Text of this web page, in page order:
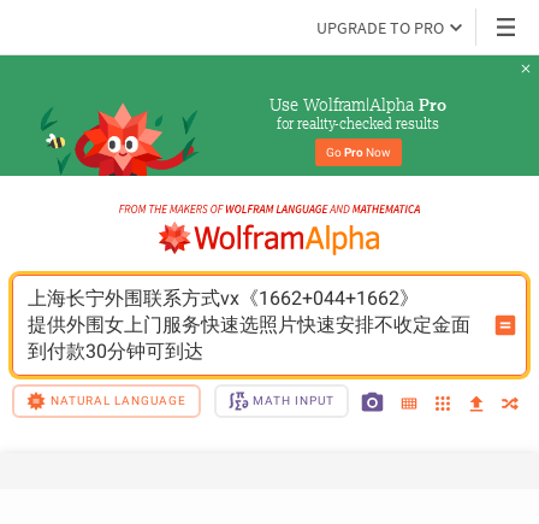
UPGRADE TO PRO
Use Wolfram|Alpha Pro
for reality-checked results
Go Pro Now
上海长宁外围联系方式vx《1662+044+1662》
提供外围女上门服务快速选照片快速安排不收定金面
到付款30分钟可到达
NATURAL LANGUAGE MATH INPUT